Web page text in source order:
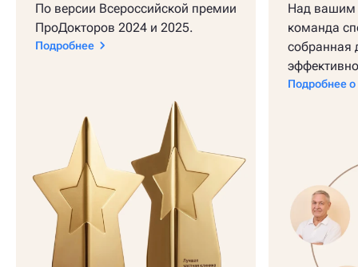
По версии Всероссийской премии
ПроДокторов 2024 и 2025.
Подробнее
Над вашим
команда
собранная
Подробнее о